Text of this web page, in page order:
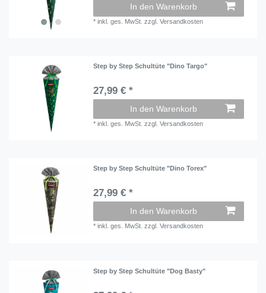
In den Warenkorb
*inkl. ges. MwSt. zzgl.Versandkosten
Step by Step Schultüte "Dino Targo"
27,99 € *
In den Warenkorb
*inkl. ges. MwSt. zzgl.Versandkosten
Step by Step Schultüte "Dino Torex"
27,99 € *
In den Warenkorb
*inkl. ges. MwSt. zzgl.Versandkosten
Step by Step Schultüte "Dog Basty"